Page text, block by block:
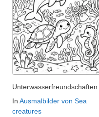
Unterwasserfreundschaften
In Ausmalbilder von Sea
creatures